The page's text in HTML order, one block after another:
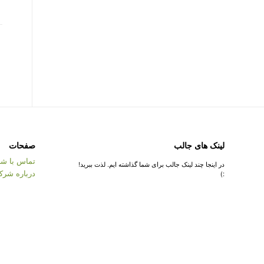
لینک های جالب
در اینجا چند لینک جالب برای شما گذاشته ایم. لذت ببرید!
:)
صفحات
تماس با
درباره